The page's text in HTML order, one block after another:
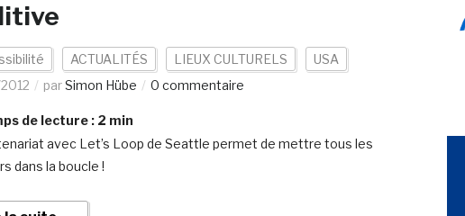
ACTUALITÉS LIEUX CULTURELS
USA
parSimon Hübe 0 commentaire
de lecture : 2 min
avec Let’s Loop de Seattle permet de mettre tous les
dans la boucle !